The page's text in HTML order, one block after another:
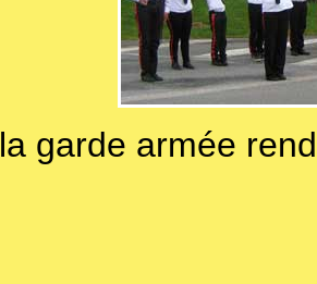
la garde armée